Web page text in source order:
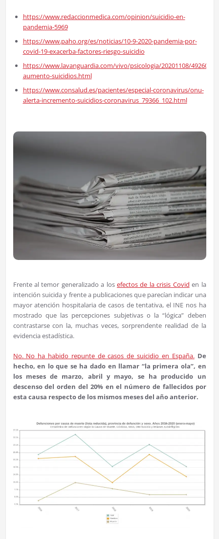
https://www.redaccionmedica.com/opinion/suicidio-en-
pandemia-5969
https://www.paho.org/es/noticias/10-9-2020-pandemia-por-
covid-19-exacerba-factores-riesgo-suicidio
https://www.lavanguardia.com/vivo/psicologia/20201108/
aumento-suicidios.html
https://www.consalud.es/pacientes/especial-coronavirus/onu-
alerta-incremento-suicidios-coronavirus_79366_102.html
Frente al temor generalizado a los efectos de la crisis Covid en la
intención suicida y frente a publicaciones que parecían indicar una
mayor atención hospitalaria de casos de tentativa, el INE nos ha
mostrado que las percepciones subjetivas o la “lógica” deben
contrastarse con la, muchas veces, sorprendente realidad de la
evidencia estadística.
No. No ha habido repunte de casos de suicidio en España. De
hecho, en lo que se ha dado en llamar “la primera ola”, en
los meses de marzo, abril y mayo, se ha producido un
descenso del orden del 20% en el número de fallecidos por
esta causa respecto de los mismos meses del año anterior.